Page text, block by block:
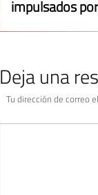
impulsados
Deja una
Tu dirección de correo